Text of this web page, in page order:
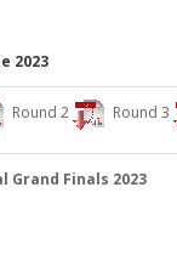
2023
Round 2 Round 3
Finals 2023